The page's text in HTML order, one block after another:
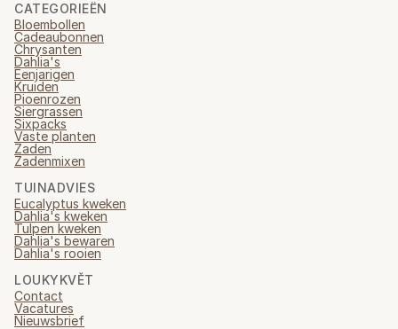
CATEGORIEËN
Bloembollen
Cadeaubonnen
Chrysanten
Dahlia's
Eenjarigen
Kruiden
Pioenrozen
Siergrassen
Sixpacks
Vaste planten
Zaden
Zadenmixen
TUINADVIES
Eucalyptus kweken
Dahlia's kweken
Tulpen kweken
Dahlia's bewaren
Dahlia's rooien
LOUKYKVĚT
Contact
Vacatures
Nieuwsbrief